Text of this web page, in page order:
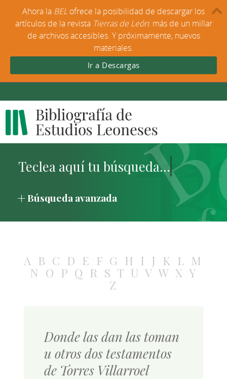
Búsqueda avanzada
A B C D E F G H I J K L M
N O P Q R S T U V W X Y
Z
Donde las dan las toman
u otros dos testamentos
de Torres Villarroel
Ahora la BEL ofrece la posibilidad de descargar los
artículos de la revista Tierras de León: más de un millar
de archivos accesibles. Y próximamente, nuevos
materiales.
Ir a Descargas